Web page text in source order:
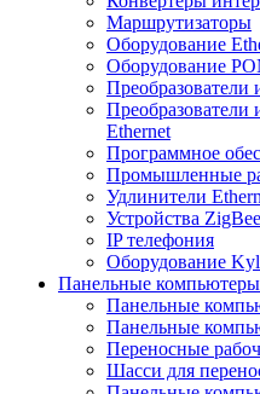
Маршрутизаторы
Оборудование
Оборудование
Преобразователи
Преобразователи
Ethernet
Программное
Промышленные
Удлинители
Устройства ZigBee
IP телефония
Оборудование
Панельные
Панельные
Панельные
Переносные
Шасси для